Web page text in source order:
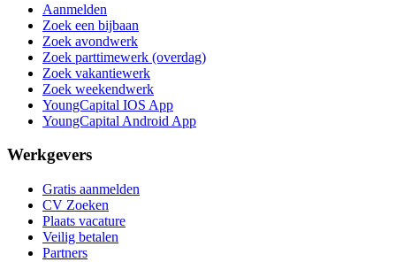
Aanmelden
Zoek een bijbaan
Zoek avondwerk
Zoek parttimewerk (overdag)
Zoek vakantiewerk
Zoek weekendwerk
YoungCapital IOS App
YoungCapital Android App
Werkgevers
Gratis aanmelden
CV Zoeken
Plaats vacature
Veilig betalen
Partners